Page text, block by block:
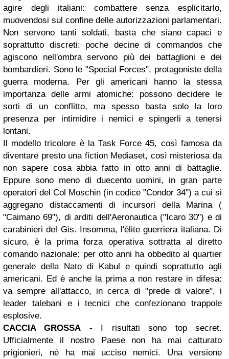
agire degli italiani: combattere senza esplicitarlo,
muovendosi sul confine delle autorizzazioni parlamentari.
Non servono tanti soldati, basta che siano capaci e
soprattutto discreti: poche decine di commandos che
agiscono nell'ombra servono più dei battaglioni e dei
bombardieri. Sono le "Special Forces", protagoniste della
guerra moderna. Per gli americani hanno la stessa
importanza delle armi atomiche: possono decidere le
sorti di un conflitto, ma spesso basta solo la loro
presenza per intimidire i nemici e spingerli a tenersi
lontani.
Il modello tricolore è la Task Force 45, così famosa da
diventare presto una fiction Mediaset, così misteriosa da
non sapere cosa abbia fatto in otto anni di battaglie.
Eppure sono meno di duecento uomini, in gran parte
operatori del Col Moschin (in codice "Condor 34") a cui si
aggregano distaccamenti di incursori della Marina (
"Caimano 69"), di arditi dell'Aeronautica ("Icaro 30") e di
carabinieri del Gis. Insomma, l'élite guerriera italiana. Di
sicuro, è la prima forza operativa sottratta al diretto
comando nazionale: per otto anni ha obbedito al quartier
generale della Nato di Kabul e quindi soprattutto agli
americani. Ed è anche la prima a non restare in difesa:
va sempre all'attacco, in cerca di "prede di valore", i
leader talebani e i tecnici che confezionano trappole
esplosive.
CACCIA GROSSA - I risultati sono top secret.
Ufficialmente il nostro Paese non ha mai catturato
prigionieri, né ha mai ucciso nemici. Una versione